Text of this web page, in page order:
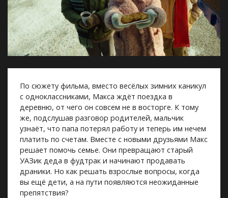
По сюжету фильма, вместо весёлых зимних каникул
с одноклассниками, Макса ждёт поездка в
деревню, от чего он совсем не в восторге. К тому
же, подслушав разговор родителей, мальчик
узнаёт, что папа потерял работу и теперь им нечем
платить по счетам. Вместе с новыми друзьями Макс
решает помочь семье. Они превращают старый
УАЗик деда в фудтрак и начинают продавать
драники. Но как решать взрослые вопросы, когда
вы ещё дети, а на пути появляются неожиданные
препятствия?